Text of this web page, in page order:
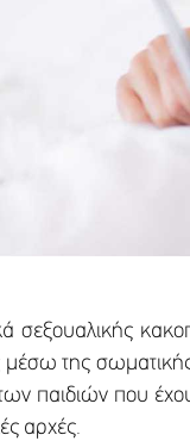
σεξουαλικής
μέσω της
παιδιών που
αρχές.